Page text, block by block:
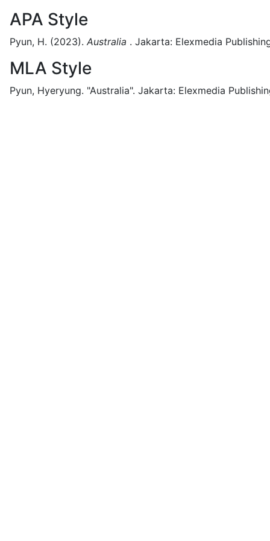
APA Style
Pyun, H. (2023). Australia . Jakarta: Elexmedia
MLA Style
Pyun, Hyeryung. "Australia". Jakarta: Elexmedia